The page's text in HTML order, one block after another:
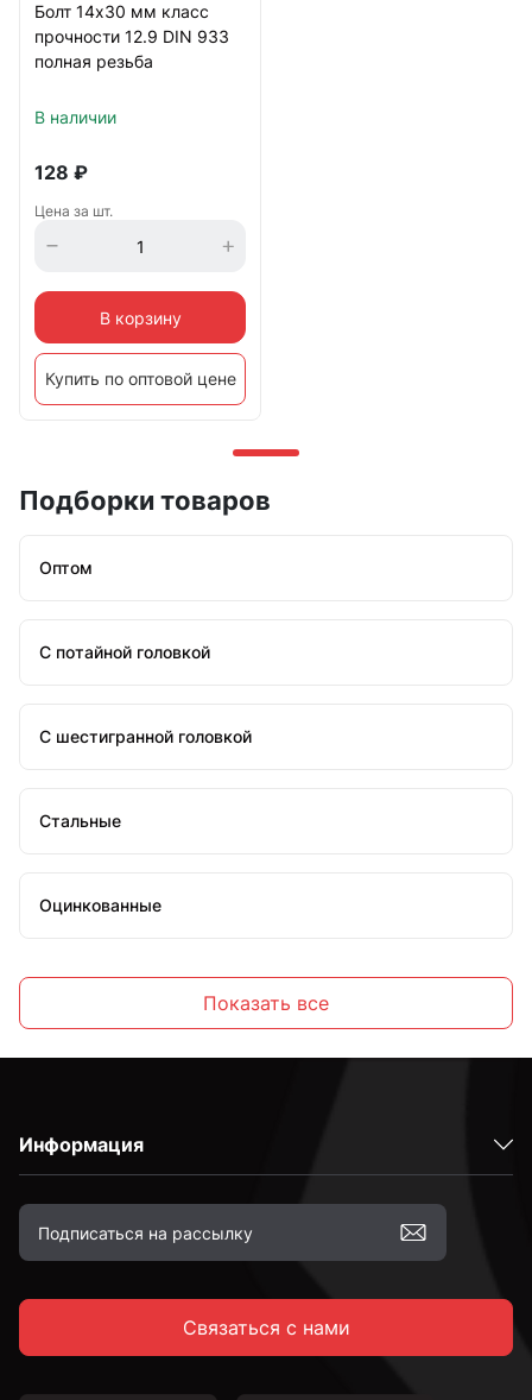
Болт 14х30 мм класс
прочности 12.9 DIN 933
полная резьба
В наличии
128 ₽
Цена за шт.
В корзину
Купить по оптовой цене
Подборки товаров
Оптом
С потайной головкой
С шестигранной головкой
Стальные
Оцинкованные
С неполной резьбой
к.п. 4,8
Показать все
Информация
Связаться с нами